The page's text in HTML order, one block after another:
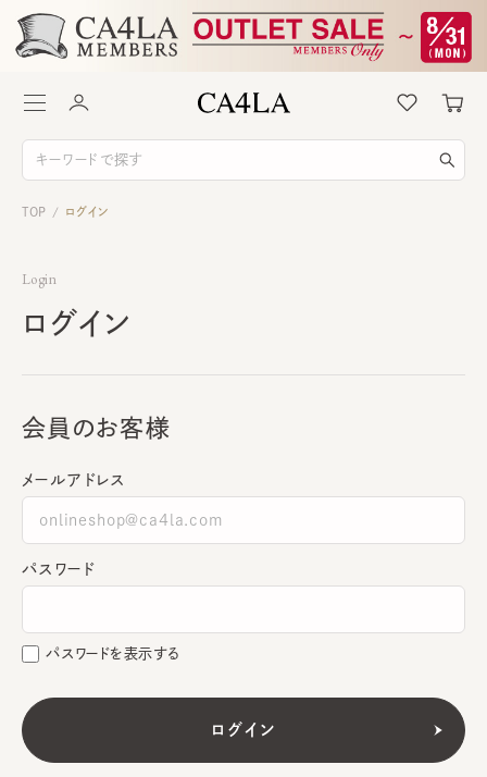
TOP / ログイン
Login
ログイン
会員のお客様
メールアドレス
パスワード
パスワードを表示する